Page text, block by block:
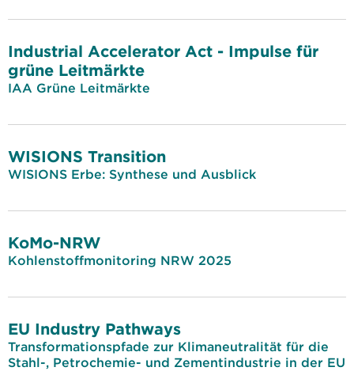
Industrial Accelerator Act - Impulse für
grüne Leitmärkte
IAA Grüne Leitmärkte
WISIONS Transition
WISIONS Erbe: Synthese und Ausblick
KoMo-NRW
Kohlenstoffmonitoring NRW 2025
EU Industry Pathways
Transformationspfade zur Klimaneutralität für die
Stahl-, Petrochemie- und Zementindustrie in der EU